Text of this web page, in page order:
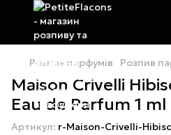
Розпив парфумів Розпив
Maison Crivelli
Eau de Parfum 1 ml
Артикул: r-Maison-Crivelli-